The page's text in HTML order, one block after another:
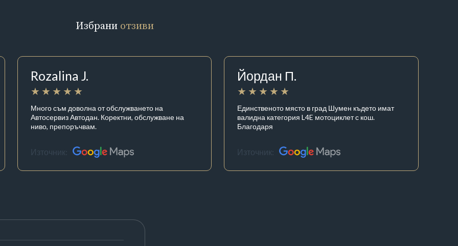
Избрани отзиви
Rozalina J.
Много съм доволна от обслужването на
Автосервиз Автодан. Коректни, обслужване на
ниво, препоръчвам.
Източник:
Йордан П.
Единственото място в град Шумен където имат
валидна категория L4E мотоциклет с кош.
Благодаря
Източник: